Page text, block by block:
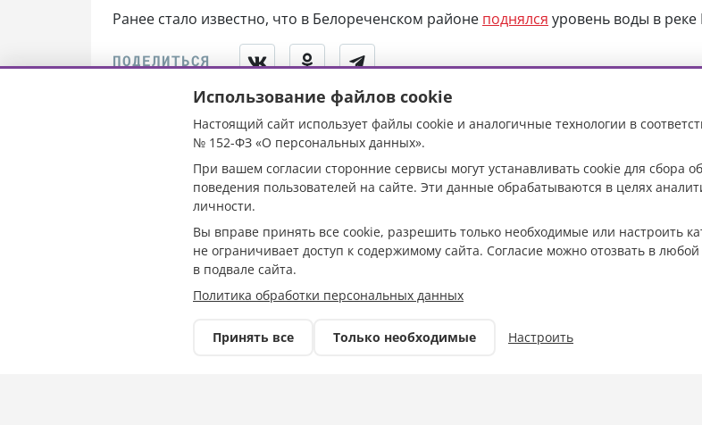
Ранее стало известно, что в Белореченском районе поднялся уровень воды в
На Кубани в Белореченском
поднялся уровень воды в реке
Пшиш
Использование файлов cookie
Настоящий сайт использует файлы cookie и аналогичные технологии в
№ 152-ФЗ «О персональных данных».
При вашем согласии сторонние сервисы могут устанавливать cookie для сбора
поведения пользователей на сайте. Эти данные обрабатываются в целях
личности.
Вы вправе принять все cookie, разрешить только необходимые или настроить
не ограничивает доступ к содержимому сайта. Согласие можно отозвать в
в подвале сайта.
Политика обработки персональных данных
Принять все Только необходимые Настроить